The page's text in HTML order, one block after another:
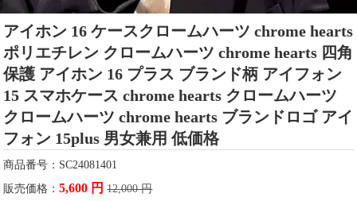
アイホン 16 ケースクロームハーツ chrome hearts
ポリエチレン クロームハーツ chrome hearts 四角
保護 アイホン 16 プラス ブランド柄 アイフォン
15 スマホケース chrome hearts クロームハーツ
クロームハーツ chrome hearts ブランドロゴ アイ
フォン 15plus 男女兼用 低価格
商品番号：SC24081401
販売価格：5,600 円 12,000 円